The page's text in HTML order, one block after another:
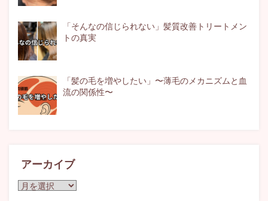
「そんなの信じられない」髪質改善トリートメン
トの真実
「髪の毛を増やしたい」〜薄毛のメカニズムと血
流の関係性〜
アーカイブ
ア